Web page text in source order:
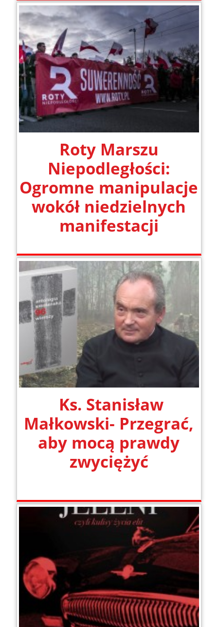
Roty Marszu
Niepodległości:
Ogromne manipulacje
wokół niedzielnych
manifestacji
Ks. Stanisław
Małkowski- Przegrać,
aby mocą prawdy
zwyciężyć